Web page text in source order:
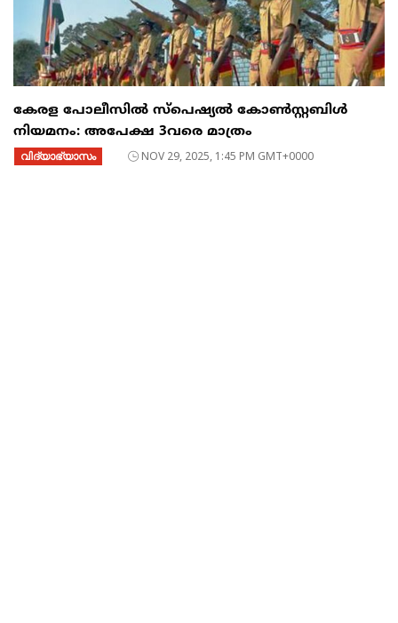
കേരള പോലീസിൽ സ്പെഷ്യൽ കോൺസ്റ്റബിൾ
നിയമനം: അപേക്ഷ 3വരെ മാത്രം
വിദ്യാഭ്യാസം NOV 29, 2025, 1:45 PM GMT+0000